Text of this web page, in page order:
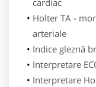
cardiac
Holter TA -
arteriale
Indice gleznă
Interpretare
Interpretare